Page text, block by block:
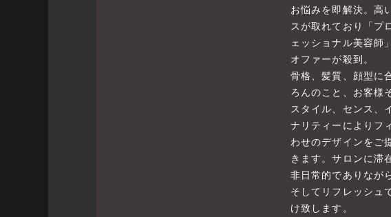
お悩みを即解決。高
スが取れており「プ
ェッショナル美容師
オファーが殺到。
骨格、髪質、顔型に
ろんのこと、お客様
スタイル、センス、
ナリティーによりフ
わせのデザインをご
きます。サロンに滞
非日常的でありなが
そしてリフレッシュ
け致します。